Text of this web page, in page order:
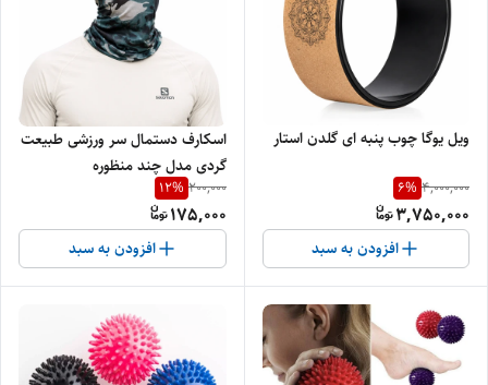
ویل یوگا چوب پنبه ای گلدن استار
4,000,000
6%
3,750,000
افزودن به سبد
اسکارف دستمال سر ورزشی طبیعت
گردی مدل چند منظوره
200,000
12%
175,000
افزودن به سبد